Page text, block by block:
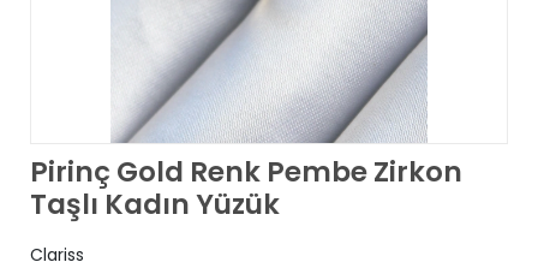
Pirinç Gold Renk Pembe Zirkon
Taşlı Kadın Yüzük
Clariss